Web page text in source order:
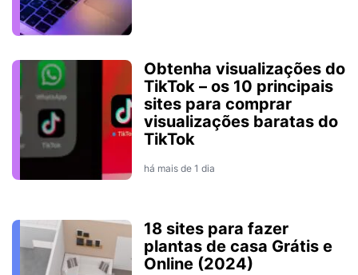
Obtenha visualizações do
TikTok – os 10 principais
sites para comprar
visualizações baratas do
TikTok
há mais de 1 dia
18 sites para fazer
plantas de casa Grátis e
Online (2024)